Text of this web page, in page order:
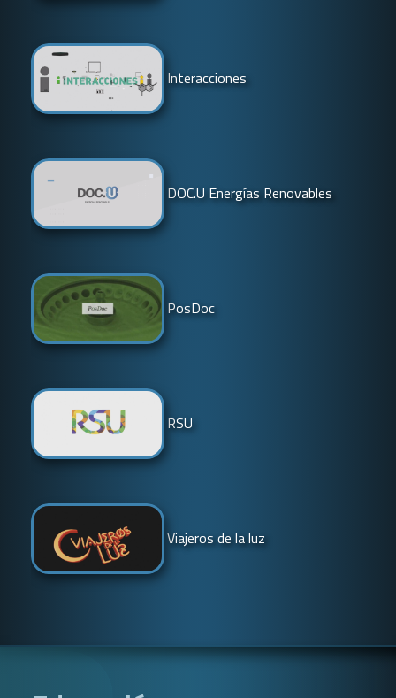
Interacciones
DOC.U Energías Renovables
PosDoc
RSU
Viajeros de la luz